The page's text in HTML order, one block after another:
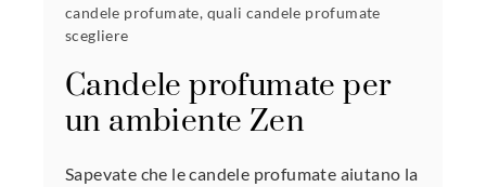
candele profumate, quali candele profumate
scegliere
Candele profumate per
un ambiente Zen
Sapevate che le candele profumate aiutano la